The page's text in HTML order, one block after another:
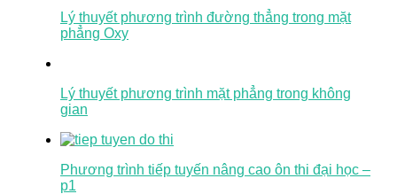
Lý thuyết phương trình đường thẳng trong mặt
phẳng Oxy
Lý thuyết phương trình mặt phẳng trong không
gian
Phương trình tiếp tuyến nâng cao ôn thi đại học –
p1